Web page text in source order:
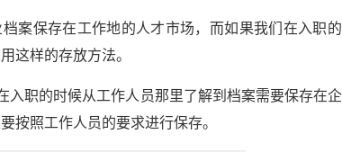
案保存在工作地的人才市场，而如果我们在入职
这样的存放方法。
职的时候从工作人员那里了解到档案需要保存在
按照工作人员的要求进行保存。